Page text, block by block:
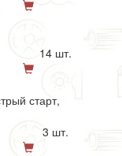
14 шт.
старт,
3 шт.